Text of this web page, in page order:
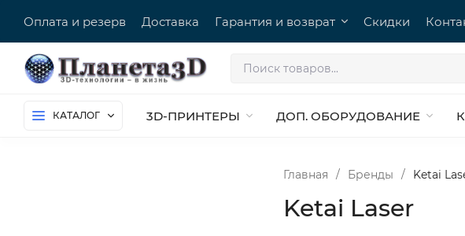
Оплата и резерв Доставка Гарантия и возврат Скидки
КАТАЛОГ 3D-ПРИНТЕРЫ ДОП. ОБОРУДОВАНИЕ
Главная / Бренды / Ketai
Ketai Laser